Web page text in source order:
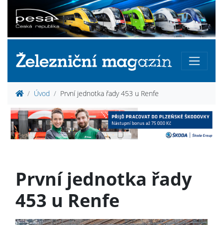
Úvod První jednotka řady 453 u Renfe
První jednotka řady
453 u Renfe